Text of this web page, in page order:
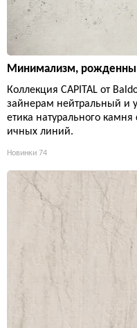
Минимализм,
Коллекция CAPITAL от
зайнерам нейтральный и
етика натурального
ичных линий.
Новинки 74